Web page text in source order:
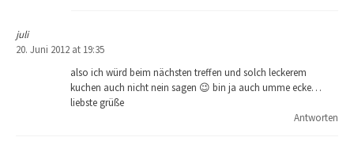
juli
20. Juni 2012 at 19:35
also ich würd beim nächsten treffen und solch leckerem
kuchen auch nicht nein sagen 😉 bin ja auch umme ecke…
liebste grüße
Antworten